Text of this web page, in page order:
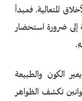
المتعالية. فمبدأ
إلى ضرورة استحضار
الكون والطبيعة
تكشف الظواهر